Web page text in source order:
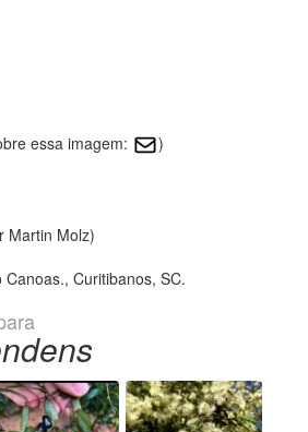
essa imagem:
)
Martin Molz)
Curitibanos, SC.